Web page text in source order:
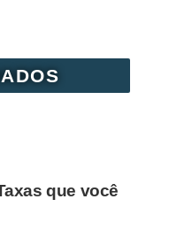
que você